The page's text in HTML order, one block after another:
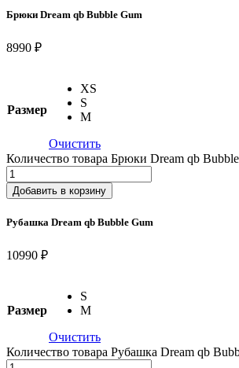
Брюки Dream qb Bubble Gum
8990 ₽
Размер
XS
S
M
Очистить
Количество товара Брюки Dream qb
Добавить в корзину
Рубашка Dream qb Bubble Gum
10990 ₽
Размер
S
M
Очистить
Количество товара Рубашка Dream qb